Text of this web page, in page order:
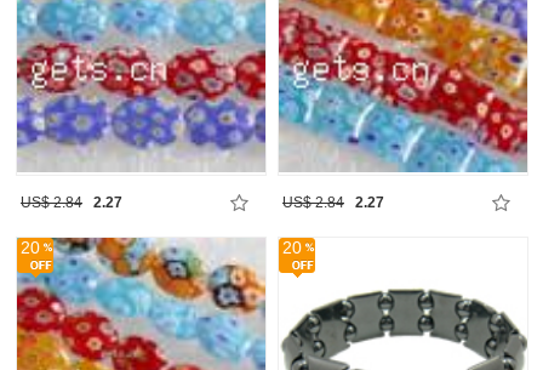
US$ 2.84 2.27 US$ 2.84 2.27
20 20